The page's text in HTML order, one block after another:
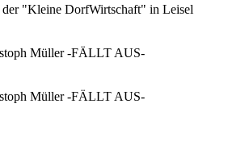
der "Kleine DorfWirtschaft" in Leisel
Müller -FÄLLT AUS-
Müller -FÄLLT AUS-